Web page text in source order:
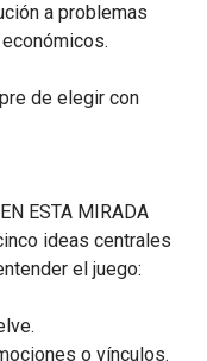
a problemas
de elegir con
ESTA MIRADA
ideas centrales
el juego:
o vínculos.